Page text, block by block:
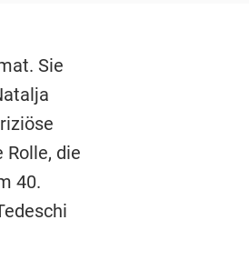
Sie
Rolle, die
40.